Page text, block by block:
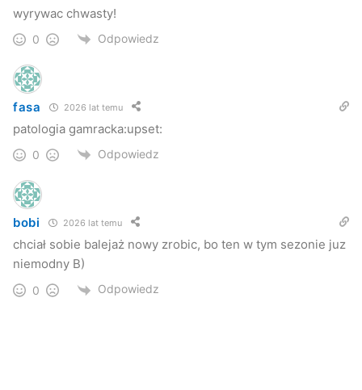
wyrywac chwasty!
0 Odpowiedz
fasa 2026 lat temu
patologia gamracka:upset:
0 Odpowiedz
bobi 2026 lat temu
chciał sobie balejaż nowy zrobic, bo ten w tym sezonie juz
niemodny B)
0 Odpowiedz